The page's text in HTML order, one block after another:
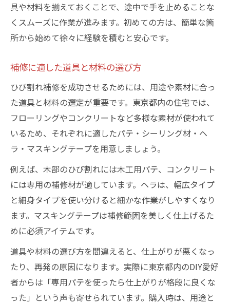
具や材料を揃えておくことで、途中で手を止めることな
くスムーズに作業が進みます。初めての方は、簡単な箇
所から始めて徐々に経験を積むと安心です。
補修に適した道具と材料の選び方
ひび割れ補修を成功させるためには、用途や素材に合っ
た道具と材料の選定が重要です。東京都内の住宅では、
フローリングやコンクリートなど多様な素材が使われて
いるため、それぞれに適したパテ・シーリング材・ヘ
ラ・マスキングテープを用意しましょう。
例えば、木部のひび割れには木工用パテ、コンクリート
には専用の補修材が適しています。ヘラは、幅広タイプ
と細身タイプを使い分けると細かな作業がしやすくなり
ます。マスキングテープは補修範囲を美しく仕上げるた
めに必須アイテムです。
道具や材料の選び方を間違えると、仕上がりが悪くなっ
たり、再発の原因になります。実際に東京都内のDIY愛好
者からは「専用パテを使ったら仕上がりが格段に良くな
った」という声も寄せられています。購入時は、用途と